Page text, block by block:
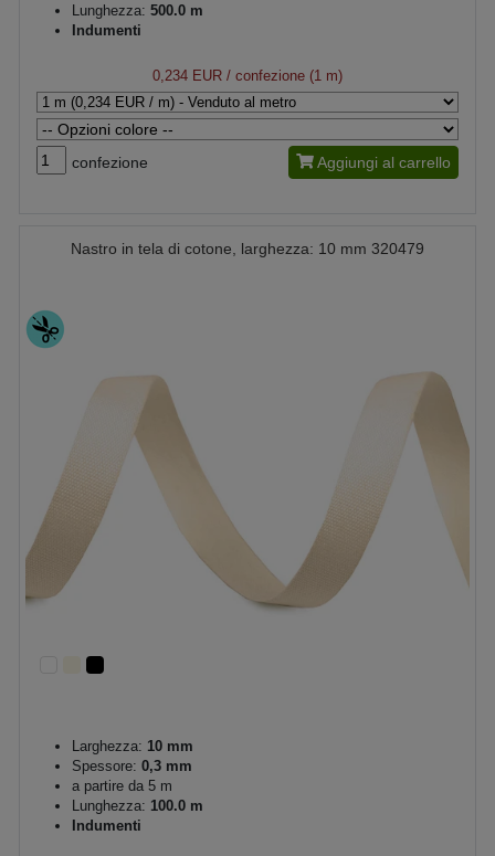
Lunghezza: 500.0 m
Indumenti
0,234 EUR / confezione (1 m)
confezione Aggiungi al carrello
Nastro in tela di cotone, larghezza: 10 mm 320479
Larghezza: 10 mm
Spessore: 0,3 mm
a partire da 5 m
Lunghezza: 100.0 m
Indumenti